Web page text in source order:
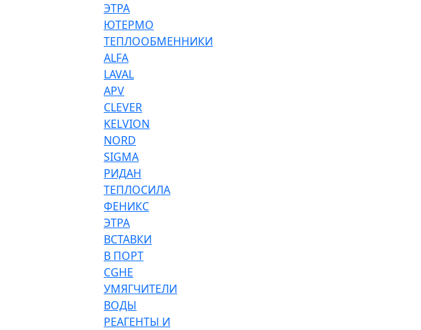
ЭТРА
ЮТЕРМО
ТЕПЛООБМЕННИКИ
ALFA
LAVAL
APV
CLEVER
KELVION
NORD
SIGMA
РИДАН
ТЕПЛОСИЛА
ФЕНИКС
ЭТРА
ВСТАВКИ
В ПОРТ
CGHE
УМЯГЧИТЕЛИ
ВОДЫ
РЕАГЕНТЫ И